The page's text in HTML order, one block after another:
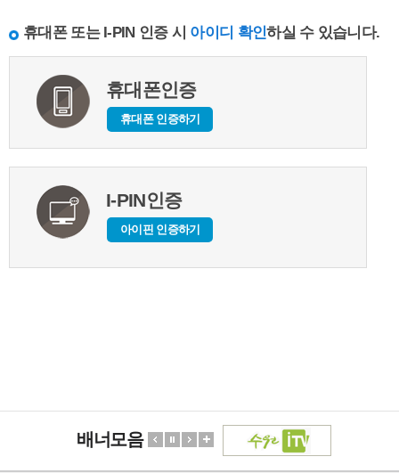
휴대폰 또는 I-PIN 인증 시 아이디 확인하실 수 있습니다.
휴대폰인증
휴대폰 인증하기
I-PIN인증
아이핀 인증하기
배너모음